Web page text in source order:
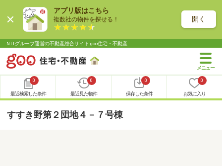
アプリ版はこちら
複数社の物件を探せる！ 開く
NTTグループ運営の不動産総合サイト goo住宅・不動産
0
最近検索した条件
0
最近見た物件
0
保存した条件
0
お気に入り
すすき野第２団地４－７号棟